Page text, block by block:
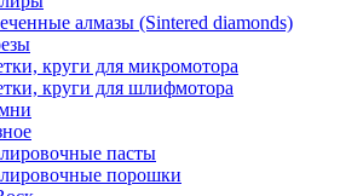
алмазы (Sintered diamonds)
круги для микромотора
круги для шлифмотора
пасты
порошки